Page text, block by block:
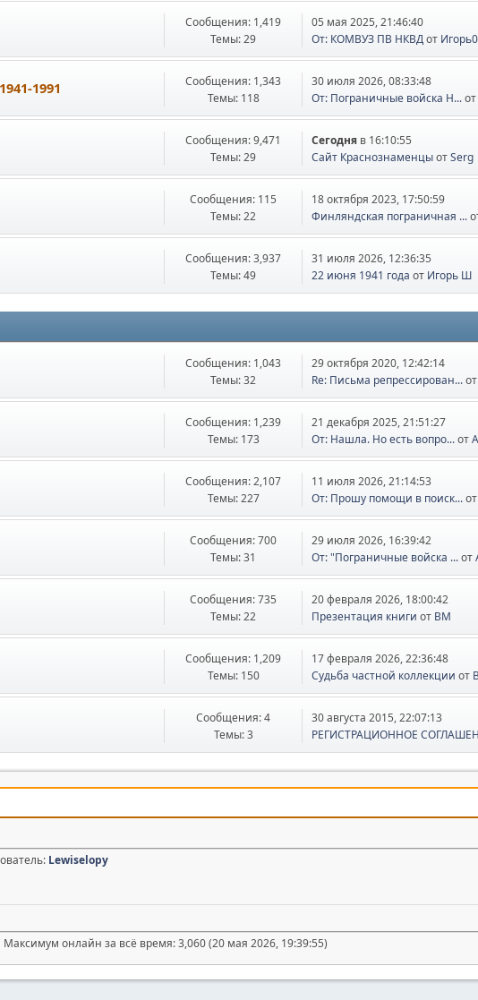
Сообщения: 1,419
Темы: 29
05 мая 2025, 21:46:40
От: КОМВУЗ ПВ НКВДот
1991
Сообщения: 1,343
Темы: 118
30 июля 2026, 08:33:48
От: Пограничные войска Н...
Сообщения: 9,471
Темы: 29
Сегодня в 16:10:55
Сайт КраснознаменцыотSerg
Сообщения: 115
Темы: 22
18 октября 2023, 17:50:59
Финляндская пограничная ...
Сообщения: 3,937
Темы: 49
31 июля 2026, 12:36:35
22 июня 1941 года от Игорь Ш
Сообщения: 1,043
Темы: 32
29 октября 2020, 12:42:14
Re: Письма репрессирован...от
Сообщения: 1,239
Темы: 173
21 декабря 2025, 21:51:27
От: Нашла. Но есть вопро...от
Сообщения: 2,107
Темы: 227
11 июля 2026, 21:14:53
От: Прошу помощи в поиск...
Сообщения: 700
Темы: 31
29 июля 2026, 16:39:42
От: "Пограничные войска ...от
Сообщения: 735
Темы: 22
20 февраля 2026, 18:00:42
Презентация книги от BM
Сообщения: 1,209
Темы: 150
17 февраля 2026, 22:36:48
Судьба частной коллекции от
Сообщения: 4
Темы: 3
30 августа 2015, 22:07:13
РЕГИСТРАЦИОННОЕ
Lewiselopy
онлайн за всё время: 3,060 (20 мая 2026, 19:39:55)